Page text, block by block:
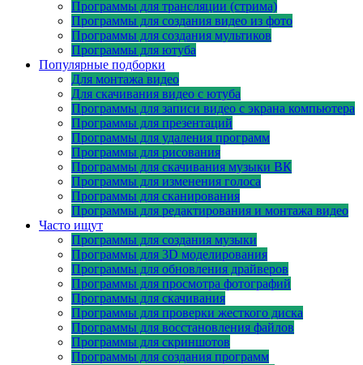
Программы для трансляции (стрима)
Программы для создания видео из фото
Программы для создания мультиков
Программы для ютуба
Популярные подборки
Для монтажа видео
Для скачивания видео с ютуба
Программы для записи видео с экрана компьютера
Программы для презентаций
Программы для удаления программ
Программы для рисования
Программы для скачивания музыки ВК
Программы для изменения голоса
Программы для сканирования
Программы для редактирования и монтажа видео
Часто ищут
Программы для создания музыки
Программы для 3D моделирования
Программы для обновления драйверов
Программы для просмотра фотографий
Программы для скачивания
Программы для проверки жесткого диска
Программы для восстановления файлов
Программы для скриншотов
Программы для создания программ